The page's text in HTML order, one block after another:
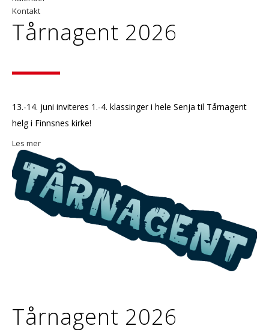
Kontakt
Tårnagent 2026
13.-14. juni inviteres 1.-4. klassinger i hele Senja til Tårnagent
helg i Finnsnes kirke!
Les mer
Tårnagent 2026